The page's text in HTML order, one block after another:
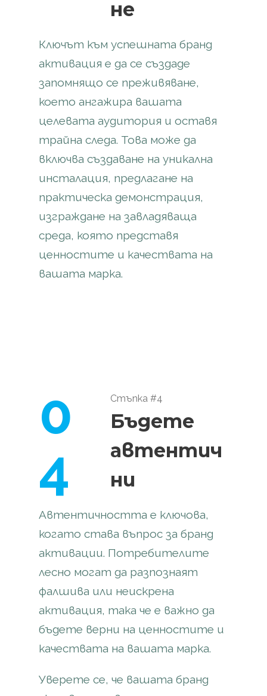
не
Ключът към успешната бранд
активация е да се създаде
запомнящо се преживяване,
което ангажира вашата
целевата аудитория и оставя
трайна следа. Това може да
включва създаване на уникална
инсталация, предлагане на
практическа демонстрация,
изграждане на завладяваща
среда, която представя
ценностите и качествата на
вашата марка.
0
4
Стъпка #4
Бъдете
автентич
ни
Автентичността е ключова,
когато става въпрос за бранд
активации. Потребителите
лесно могат да разпознаят
фалшива или неискрена
активация, така че е важно да
бъдете верни на ценностите и
качествата на вашата марка.
Уверете се, че вашата бранд